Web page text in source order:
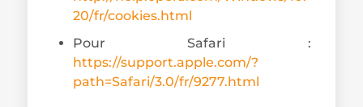
20/fr/cookies.html
Pour Safari :
https://support.apple.com/?
path=Safari/3.0/fr/9277.html